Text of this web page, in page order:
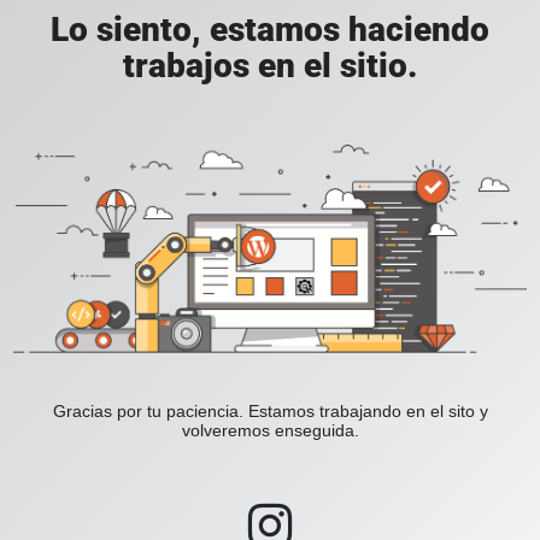
Lo siento, estamos haciendo
trabajos en el sitio.
Gracias por tu paciencia. Estamos trabajando en el sito y
volveremos enseguida.